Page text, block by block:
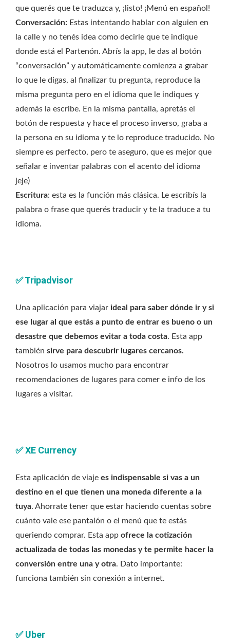
que querés que te traduzca y, ¡listo! ¡Menú en español!
Conversación: Estas intentando hablar con alguien en
la calle y no tenés idea como decirle que te indique
donde está el Partenón. Abrís la app, le das al botón
“conversación” y automáticamente comienza a grabar
lo que le digas, al finalizar tu pregunta, reproduce la
misma pregunta pero en el idioma que le indiques y
además la escribe. En la misma pantalla, apretás el
botón de respuesta y hace el proceso inverso, graba a
la persona en su idioma y te lo reproduce traducido. No
siempre es perfecto, pero te aseguro, que es mejor que
señalar e inventar palabras con el acento del idioma
jeje)
Escritura: esta es la función más clásica. Le escribís la
palabra o frase que querés traducir y te la traduce a tu
idioma.
✅Tripadvisor
Una aplicación para viajar ideal para saber dónde ir y si
ese lugar al que estás a punto de entrar es bueno o un
desastre que debemos evitar a toda costa. Esta app
también sirve para descubrir lugares cercanos.
Nosotros lo usamos mucho para encontrar
recomendaciones de lugares para comer e info de los
lugares a visitar.
✅XE Currency
Esta aplicación de viaje es indispensable si vas a un
destino en el que tienen una moneda diferente a la
tuya. Ahorrate tener que estar haciendo cuentas sobre
cuánto vale ese pantalón o el menú que te estás
queriendo comprar. Esta app ofrece la cotización
actualizada de todas las monedas y te permite hacer la
conversión entre una y otra. Dato importante:
funciona también sin conexión a internet.
✅Uber